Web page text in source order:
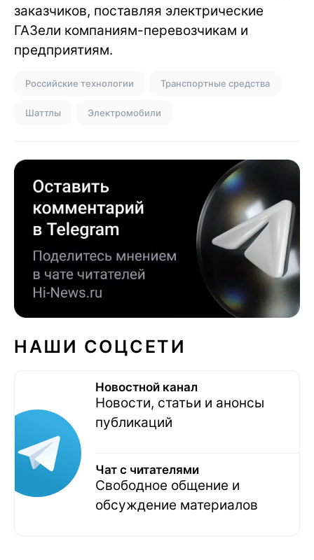
заказчиков, поставляя электрические
ГАЗели компаниям-перевозчикам и
предприятиям.
Российские технологии Транспортные средства
Шаттлы Электромобили
НАШИ СОЦСЕТИ
Новостной канал
Новости, статьи и анонсы
публикаций
Чат с читателями
Свободное общение и
обсуждение материалов